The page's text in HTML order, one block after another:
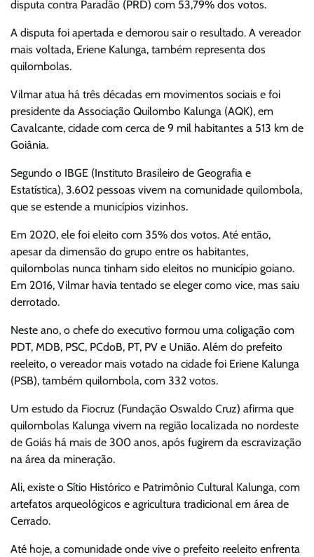
disputa contra Paradão (PRD) com 53,79% dos votos.
A disputa foi apertada e demorou sair o resultado. A vereador
mais voltada, Eriene Kalunga, também representa dos
quilombolas.
Vilmar atua há três décadas em movimentos sociais e foi
presidente da Associação Quilombo Kalunga (AQK), em
Cavalcante, cidade com cerca de 9 mil habitantes a 513 km de
Goiânia.
Segundo o IBGE (Instituto Brasileiro de Geografia e
Estatística), 3.602 pessoas vivem na comunidade quilombola,
que se estende a municípios vizinhos.
Em 2020, ele foi eleito com 35% dos votos. Até então,
apesar da dimensão do grupo entre os habitantes,
quilombolas nunca tinham sido eleitos no município goiano.
Em 2016, Vilmar havia tentado se eleger como vice, mas saiu
derrotado.
Neste ano, o chefe do executivo formou uma coligação com
PDT, MDB, PSC, PCdoB, PT, PV e União. Além do prefeito
reeleito, o vereador mais votado na cidade foi Eriene Kalunga
(PSB), também quilombola, com 332 votos.
Um estudo da Fiocruz (Fundação Oswaldo Cruz) afirma que
quilombolas Kalunga vivem na região localizada no nordeste
de Goiás há mais de 300 anos, após fugirem da escravização
na área da mineração.
Ali, existe o Sítio Histórico e Patrimônio Cultural Kalunga, com
artefatos arqueológicos e agricultura tradicional em área de
Cerrado.
Até hoje, a comunidade onde vive o prefeito reeleito enfrenta